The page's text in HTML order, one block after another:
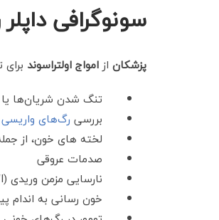
سونوگرافی
پزشکان از امواج اولتراسوند
تنگ شدن شریان‌ها یا
بررسی رگ‌های واریسی
لخته های خون، از
صدمات عروقی
نارسایی مزمن وریدی (CVI)
خون رسانی به اندام